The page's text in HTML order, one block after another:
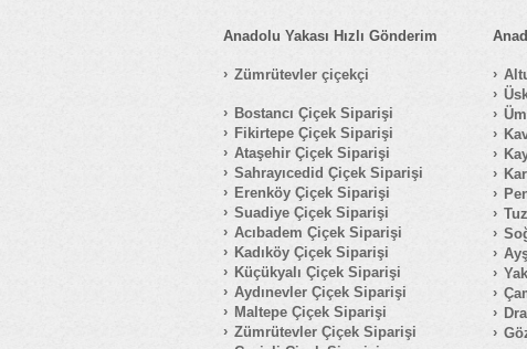
Anadolu Yakası Hızlı Gönderim
Zümrütevler çiçekçi
Bostancı Çiçek Siparişi
Fikirtepe Çiçek Siparişi
Ataşehir Çiçek Siparişi
Sahrayıcedid Çiçek Siparişi
Erenköy Çiçek Siparişi
Suadiye Çiçek Siparişi
Acıbadem Çiçek Siparişi
Kadıköy Çiçek Siparişi
Küçükyalı Çiçek Siparişi
Aydınevler Çiçek Siparişi
Maltepe Çiçek Siparişi
Zümrütevler Çiçek Siparişi